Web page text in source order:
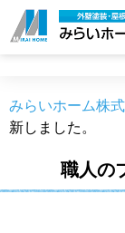
新着情報
みらいホーム株
新しました。
職人の